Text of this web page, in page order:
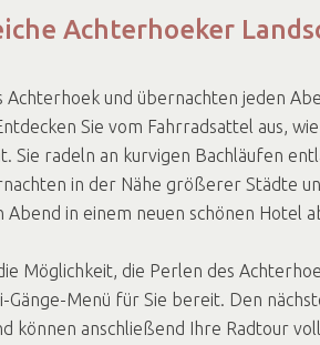
Achterhoeker
und übernachten jeden
Sie vom Fahrradsattel aus,
Sie radeln an kurvigen Bachläufen
in der Nähe größerer Städte
in einem neuen schönen Hotel
Möglichkeit, die Perlen des
Menü für Sie bereit. Den
können anschließend Ihre Radtour